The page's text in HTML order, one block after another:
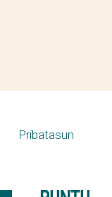
Pribatasun